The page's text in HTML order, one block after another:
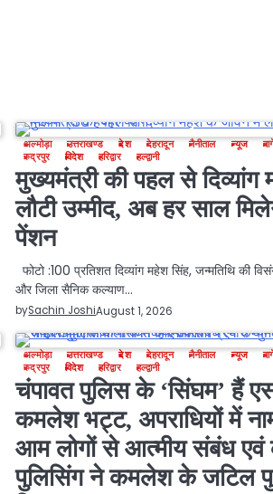
अल्मोड़ा उत्तराखण्ड देश देहरादून नैनीताल न्यूज
रुद्रपुर
विदेश हरिद्वार हल्द्वानी
मुख्यमंत्री की पहल से
लौटी उम्मीद, अब हर साल
पेंशन
फोटो :100 प्रतिशत दिव्यांग महेश सिंह, जन्मतिथि की
और जिला सैनिक कल्याण…
bySachin JoshiAugust 1, 2026
अल्मोड़ा उत्तराखण्ड देश देहरादून नैनीताल न्यूज
रुद्रपुर
विदेश हरिद्वार हल्द्वानी
चंपावत पुलिस के ‘सिंघम’ हैं
कमलेश भट्ट, अपराधियों में
आम लोगों से आत्मीय संबंध एवं
पुलिसिंग ने कमलेश के जटिल